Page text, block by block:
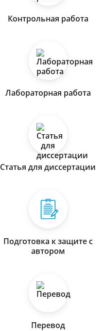
Контрольная работа
Лабораторная работа
Статья для диссертации
Подготовка к защите с
автором
Перевод